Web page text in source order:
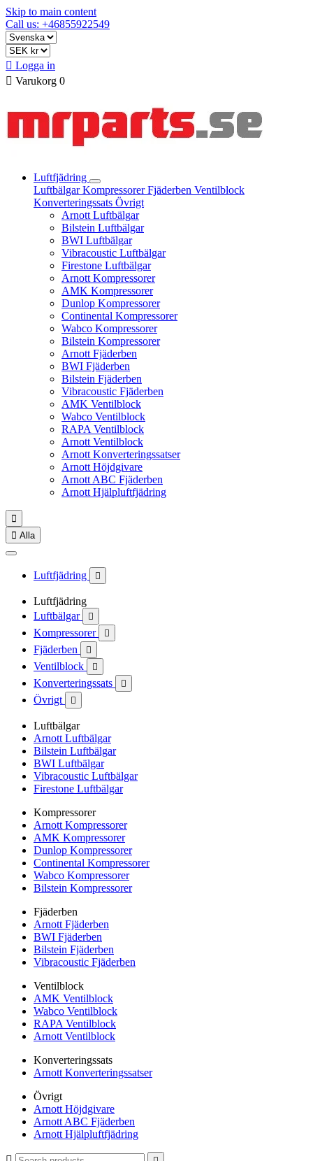
Skip to main content
Call us: +46855922549
 Logga in
 Varukorg 0
Luftfjädring
LuftbälgarKompressorerFjäderben Ventilblock
Konverteringssats Övrigt
Arnott Luftbälgar
Bilstein Luftbälgar
BWI Luftbälgar
Vibracoustic Luftbälgar
Firestone Luftbälgar
Arnott Kompressorer
AMK Kompressorer
Dunlop Kompressorer
Continental Kompressorer
Wabco Kompressorer
Bilstein Kompressorer
Arnott Fjäderben
BWI Fjäderben
Bilstein Fjäderben
Vibracoustic Fjäderben
AMK Ventilblock
Wabco Ventilblock
RAPA Ventilblock
Arnott Ventilblock
Arnott Konverteringssatser
Arnott Höjdgivare
Arnott ABC Fjäderben
Arnott Hjälpluftfjädring

 Alla
Luftfjädring 
Luftfjädring
Luftbälgar

Kompressorer 
Fjäderben 
Ventilblock 
Konverteringssats 
Övrigt 
Luftbälgar
Arnott Luftbälgar
Bilstein Luftbälgar
BWI Luftbälgar
Vibracoustic Luftbälgar
Firestone Luftbälgar
Kompressorer
Arnott Kompressorer
AMK Kompressorer
Dunlop Kompressorer
Continental Kompressorer
Wabco Kompressorer
Bilstein Kompressorer
Fjäderben
Arnott Fjäderben
BWI Fjäderben
Bilstein Fjäderben
Vibracoustic Fjäderben
Ventilblock
AMK Ventilblock
Wabco Ventilblock
RAPA Ventilblock
Arnott Ventilblock
Konverteringssats
Arnott Konverteringssatser
Övrigt
Arnott Höjdgivare
Arnott ABC Fjäderben
Arnott Hjälpluftfjädring